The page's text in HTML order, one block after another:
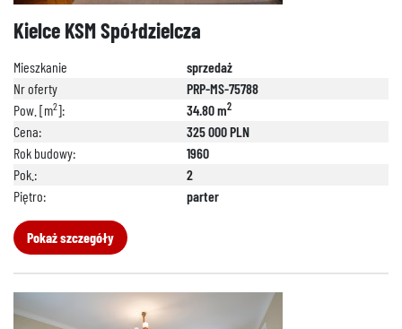
Kielce KSM Spółdzielcza
Mieszkanie
sprzedaż
Nr oferty
PRP-MS-75788
Pow. [m2]: 34.80 m2
Cena:
325 000 PLN
Rok budowy:
1960
Pok.:
2
Piętro:
parter
Pokaż szczegóły